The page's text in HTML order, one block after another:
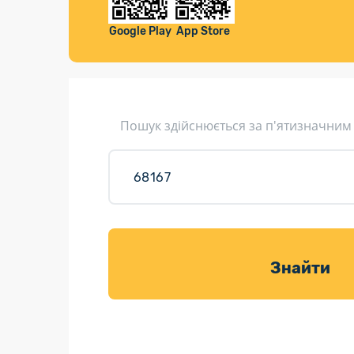
Листи та листівки
Доставка товарів для саду
Google Play App Store
Пошук здійснюється за п'ятизначним
Знайти